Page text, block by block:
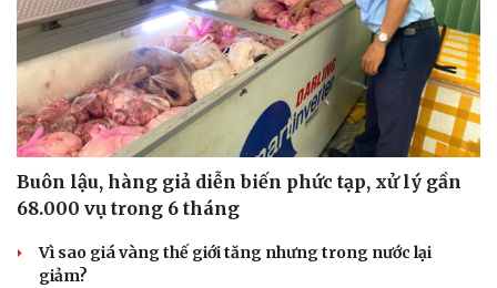
Buôn lậu, hàng giả diễn biến phức tạp, xử lý gần
68.000 vụ trong 6 tháng
Vì sao giá vàng thế giới tăng nhưng trong nước lại
giảm?